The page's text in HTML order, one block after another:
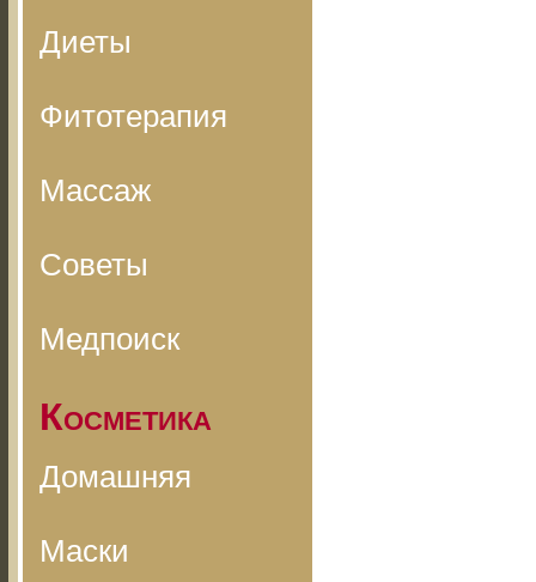
Диеты
Фитотерапия
Массаж
Советы
Медпоиск
Косметика
Домашняя
Маски